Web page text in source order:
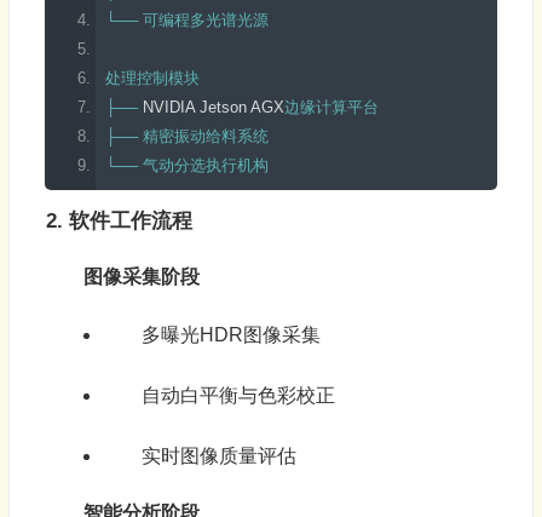
└── 可编程多光谱光源
处理控制模块
├── NVIDIA Jetson AGX边缘计算平台
├── 精密振动给料系统
└── 气动分选执行机构
2. 软件工作流程
图像采集阶段
多曝光HDR图像采集
自动白平衡与色彩校正
实时图像质量评估
智能分析阶段